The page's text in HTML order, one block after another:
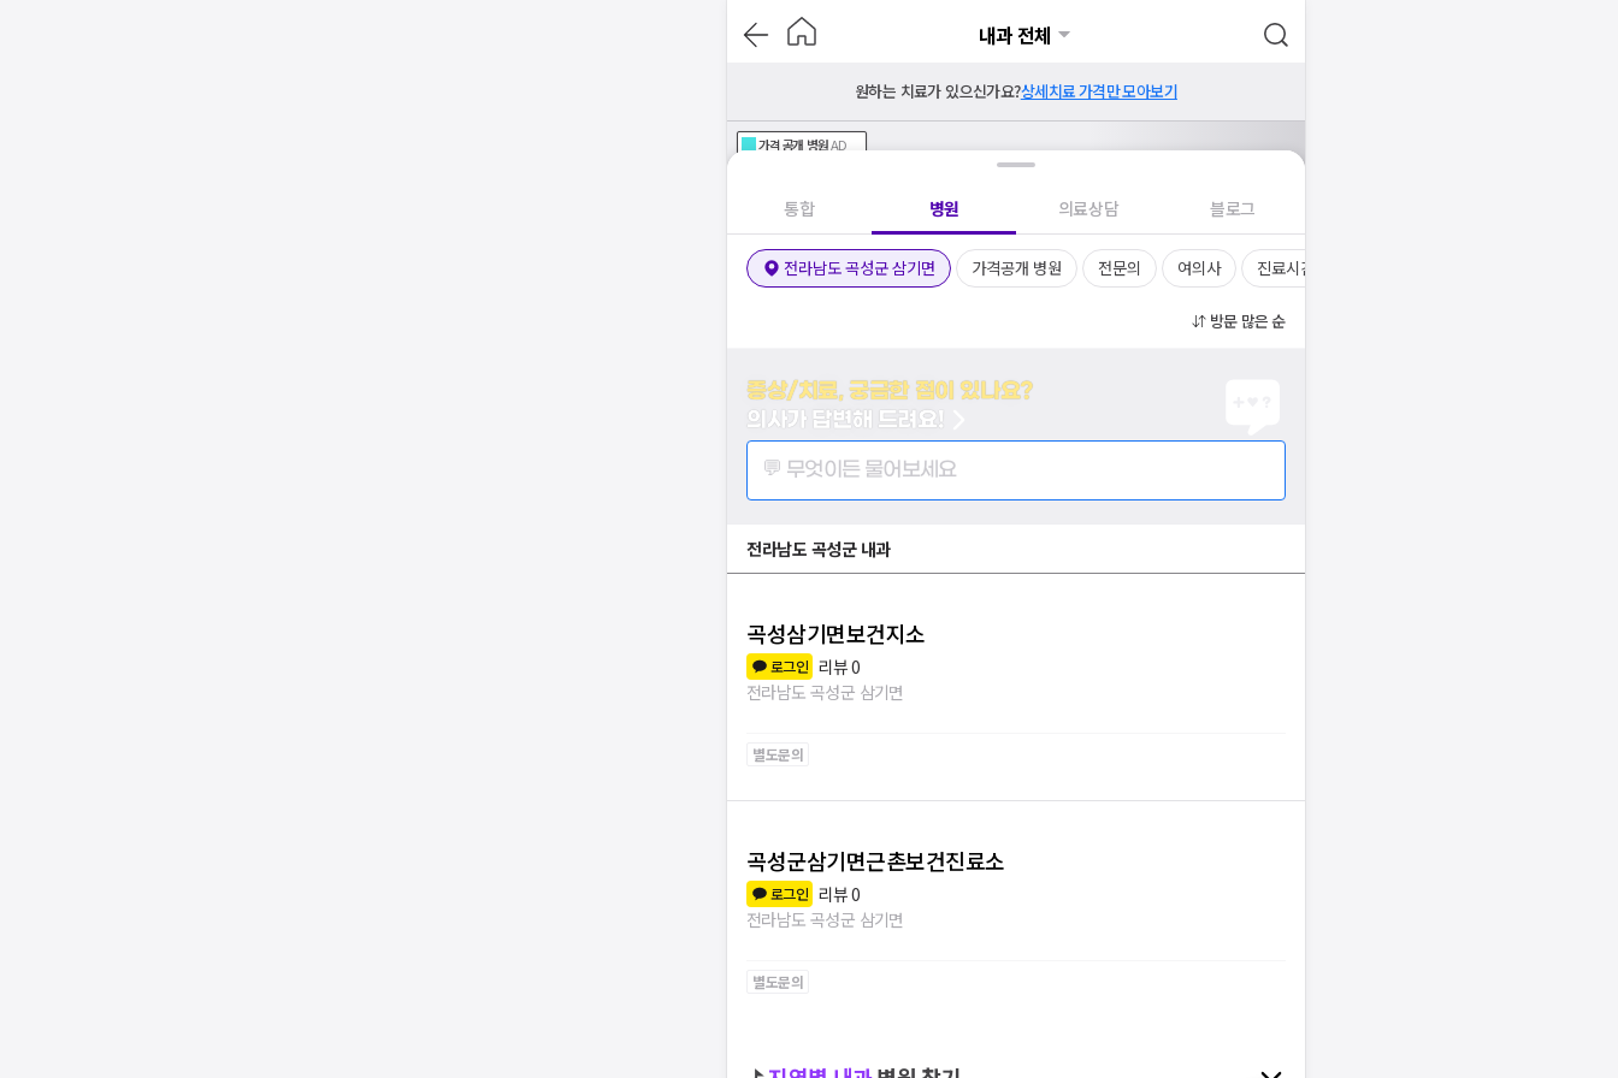
내과 전체
원하는 치료가 있으신가요?상세치료 가격만 모아보기
가격공개 병원AD
통합 병원 의료상담 블로그
전라남도 곡성군 삼기면 가격공개 병원 전문의 여의사 진료시간
방문 많은 순
증상/치료, 궁금한 점이 있나요?
의사가 답변해 드려요!
💬 무엇이든 물어보세요
전라남도 곡성군 내과
곡성삼기면보건지소
로그인 리뷰0
전라남도 곡성군 삼기면
별도문의
곡성군삼기면근촌보건진료소
로그인 리뷰0
전라남도 곡성군 삼기면
별도문의